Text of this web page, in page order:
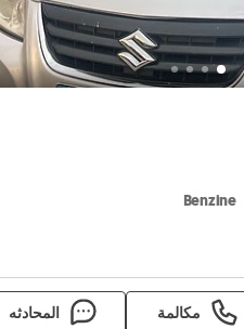
Benzine
مكالمة المحادثه